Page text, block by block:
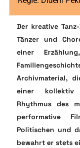
Der kreative
Tänzer und
einer
Archivmaterial,
einer kollektiv
Rhythmus des
performative
Politischen und
bewahrt er stets